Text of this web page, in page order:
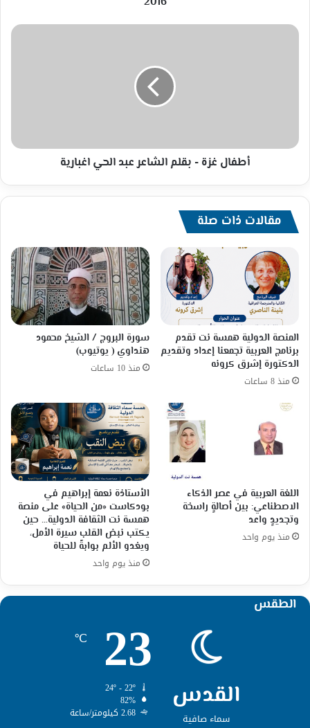
أطفال
أطفال غزة - بقلم الشاعر عبد الحي اغبارية
مقالات ذات صلة
المنصة الدولية همسة نت تقدم
برنامج العربية تجمعنا إعداد وتقديم
الدكتورة إشرق كرونه
منذ 8 ساعات
سورة البروج / الشيخ محمود
هنداوي ( يوتيوب)
منذ 10 ساعات
اللغة العربية في عصر الذكاء
الاصطناعي: بين أصالةٍ راسخة
وتجديدٍ واعد
منذ يوم واحد
الأستاذة نعمة إبراهيم في
بودكاست «من الحياة» على منصة
همسة نت الثقافة الدولية… حين
يكتب نبض القلب سيرة الأمل،
ويغدو الألم بوابةً للحياة
منذ يوم واحد
الطقس
القدس
سماء صافية
23
℃
82%
2.68 كيلومتر/ساعة